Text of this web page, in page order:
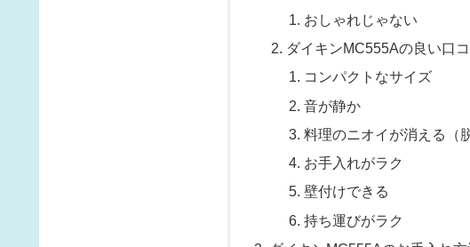
おしゃれじゃない
ダイキンMC555Aの良い口
コンパクトなサイズ
音が静か
料理のニオイが消える（
お手入れがラク
壁付けできる
持ち運びがラク